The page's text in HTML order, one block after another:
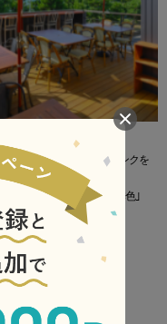
ェラートやパフェ、ドリンクを
ンした一棟貸しの宿｢日本色｣
ど、
が揃っています。